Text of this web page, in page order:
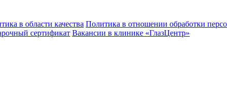
в области качества Политика в отношении обработки
сертификат Вакансии в клинике «ГлазЦентр»